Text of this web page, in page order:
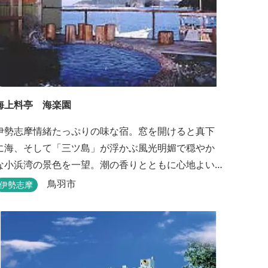
上料亭 海楽園
勢志摩情緒たっぷりの味な宿。窓を開けると真下
海、そして「三ツ島」が浮かぶ風光明媚で穏やか
小浜湾の景色を一望。潮の香りとともに心地よい
の音の中ゆったりお寛ぎ下さい。窓を開け浴衣姿
」は当館ならではの名物。（貸しざお／エサ付要
約） 海水温泉露天風呂は貸切もできます。また、
節により食べ放題プランもあるのでお問い合わせ
ださい。
勢志摩 鳥羽市